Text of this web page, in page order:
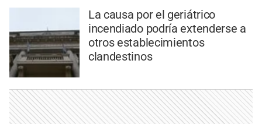
La causa por el geriátrico
incendiado podría extenderse a
otros establecimientos
clandestinos